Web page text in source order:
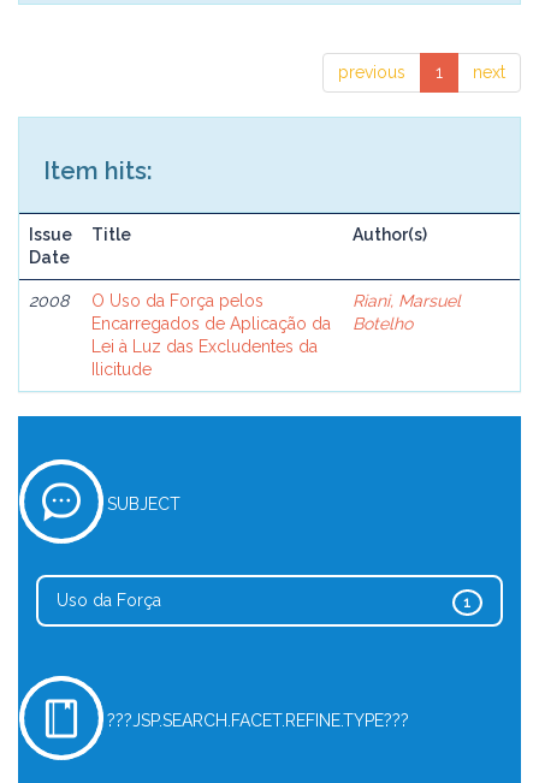
previous 1 next
Item hits:
Issue
Date
Title Author(s)
2008
O Uso da Força pelos
Encarregados de Aplicação da
Lei à Luz das Excludentes da
Ilicitude
Riani, Marsuel
Botelho
SUBJECT
1
Uso da Força
???JSP.SEARCH.FACET.REFINE.TYPE???